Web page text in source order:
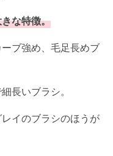
な特徴。
ブ強め、毛足長めブ
長いブラシ。
イのブラシのほうが